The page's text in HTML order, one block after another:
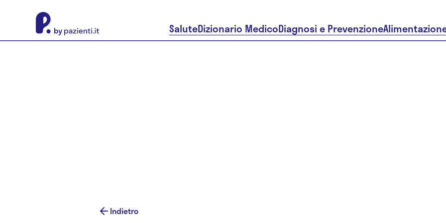
SaluteDizionario MedicoDiagnosi e Prevenzione
Indietro